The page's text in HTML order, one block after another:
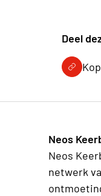
Deel
Neos
Neos
netwerk